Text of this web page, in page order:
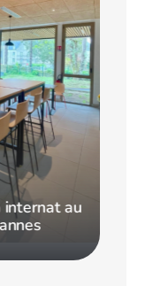
au